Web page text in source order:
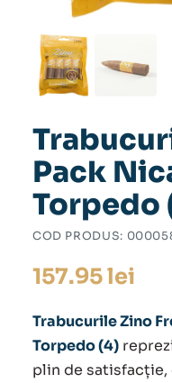
Pack
Torpedo
COD PRODUS:
157.95lei
Trabucurile Zino
Torpedo (4)
plin de